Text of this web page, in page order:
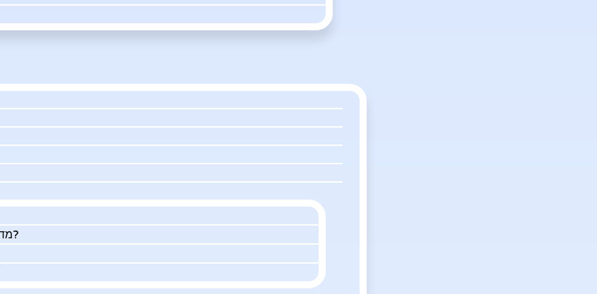
מדוע למכור את העסק שלך בעזרתנו?